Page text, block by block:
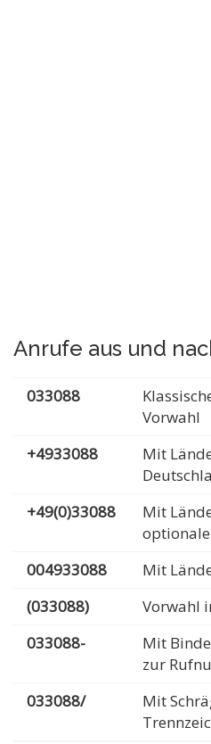
Anrufe aus und
033088
Vorwahl
+4933088
Mit
+49(0)33088
Mit
004933088
Mit
(033088)
Vorwahl
033088-
Mit
zur
033088/
Mit